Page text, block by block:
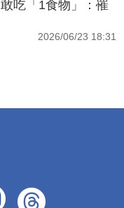
吃「1食物」：罹
2026/06/23 18:31